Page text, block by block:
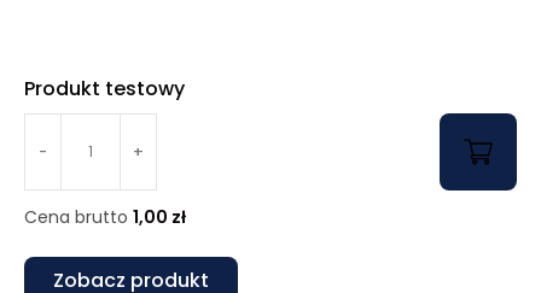
Produkt testowy
- +
Cena brutto 1,00 zł
Zobacz produkt